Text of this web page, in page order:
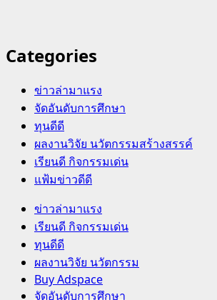
Categories
ข่าวล่ามาแรง
จัดอันดับการศึกษา
ทุนดีดี
ผลงานวิจัย นวัตกรรมสร้างสรรค์
เรียนดี กิจกรรมเด่น
แฟ้มข่าวดีดี
Primary
Menu
ข่าวล่ามาแรง
เรียนดี กิจกรรมเด่น
ทุนดีดี
ผลงานวิจัย นวัตกรรม
Buy Adspace
จัดอันดับการศึกษา